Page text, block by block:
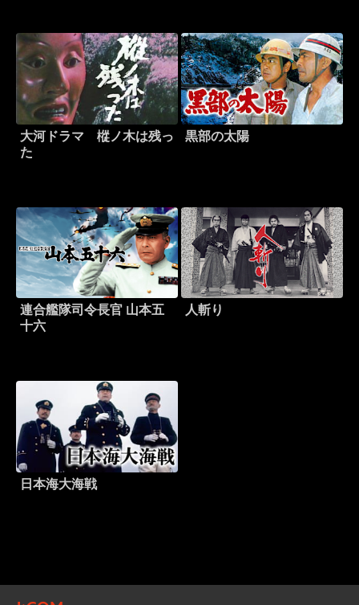
大河ドラマ 樅ノ木は残っ
た
黒部の太陽
連合艦隊司令長官 山本五
十六
人斬り
日本海大海戦